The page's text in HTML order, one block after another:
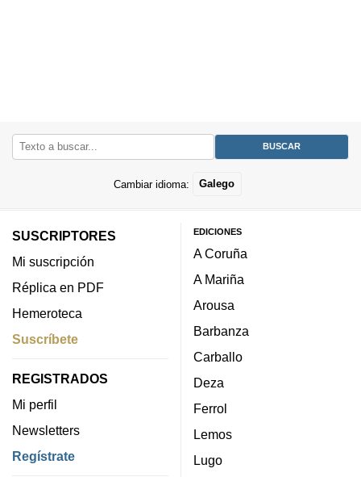
Cambiar idioma: Galego
SUSCRIPTORES
Mi suscripción
Réplica en PDF
Hemeroteca
Suscríbete
REGISTRADOS
Mi perfil
Newsletters
Regístrate
EDICIONES
A Coruña
A Mariña
Arousa
Barbanza
Carballo
Deza
Ferrol
Lemos
Lugo